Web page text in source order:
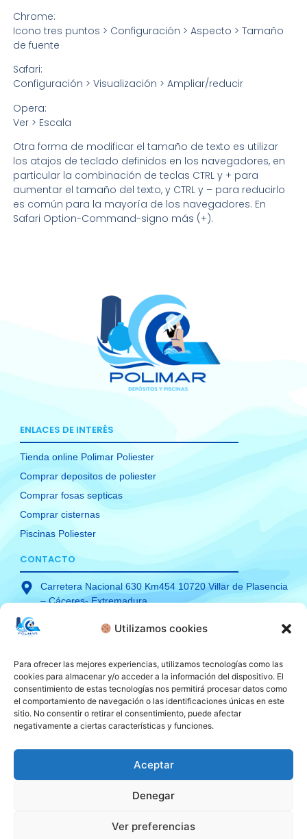
Utilizamos cookies
Para ofrecer las mejores experiencias, utilizamos tecnologías como las
cookies para almacenar y/o acceder a la información del dispositivo. El
consentimiento de estas tecnologías nos permitirá procesar datos como
el comportamiento de navegación o las identificaciones únicas en este
sitio. No consentir o retirar el consentimiento, puede afectar
negativamente a ciertas características y funciones.
Aceptar
Denegar
Ver preferencias
Chrome:
Icono tres puntos > Configuración > Aspecto > Tamaño
de fuente
Safari:
Configuración > Visualización > Ampliar/reducir
Opera:
Ver > Escala
Otra forma de modificar el tamaño de texto es utilizar
los atajos de teclado definidos en los navegadores, en
particular la combinación de teclas CTRL y + para
aumentar el tamaño del texto, y CTRL y – para reducirlo
es común para la mayoría de los navegadores. En
Safari Option-Command-signo más (+).
ENLACES DE INTERÉS
Tienda online Polimar Poliester
Comprar depositos de poliester
Comprar fosas septicas
Comprar cisternas
Piscinas Poliester
CONTACTO
Carretera Nacional 630 Km454 10720 Villar de Plasencia
– Cáceres- Extremadura
comercial@polimarpoliester.com
TÉRMINOS Y CONDICIONES